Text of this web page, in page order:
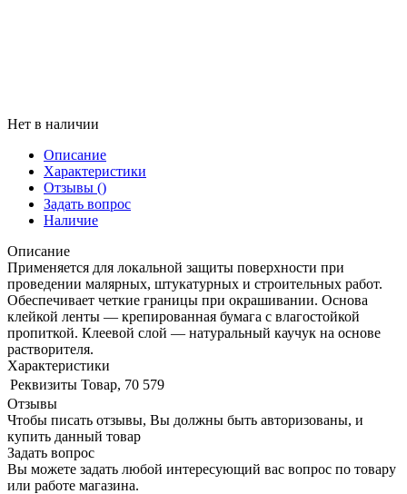
Нет в наличии
Описание
Характеристики
Отзывы ()
Задать вопрос
Наличие
Описание
Применяется для локальной защиты поверхности при
проведении малярных, штукатурных и строительных работ.
Обеспечивает четкие границы при окрашивании. Основа
клейкой ленты — крепированная бумага с влагостойкой
пропиткой. Клеевой слой — натуральный каучук на основе
растворителя.
Характеристики
Реквизиты Товар, 70 579
Отзывы
Чтобы писать отзывы, Вы должны быть авторизованы, и
купить данный товар
Задать вопрос
Вы можете задать любой интересующий вас вопрос по товару
или работе магазина.